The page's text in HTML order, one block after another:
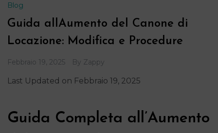
Blog
Guida allAumento del Canone di
Locazione: Modifica e Procedure
Febbraio 19, 2025 By Zappy
Last Updated on Febbraio 19, 2025
Guida Completa all’Aumento